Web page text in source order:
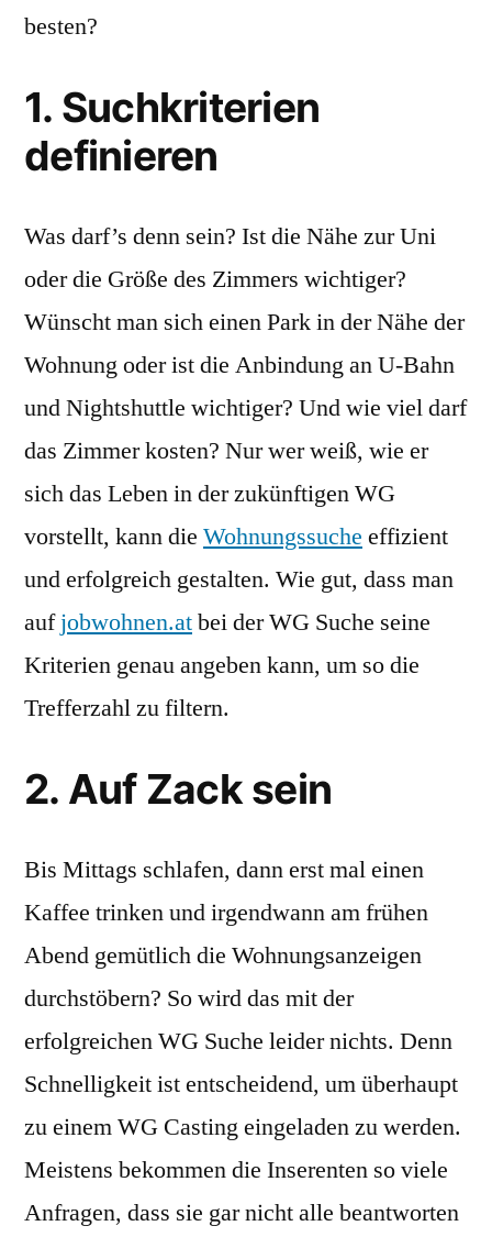
besten?
1. Suchkriterien
definieren
Was darf’s denn sein? Ist die Nähe zur Uni
oder die Größe des Zimmers wichtiger?
Wünscht man sich einen Park in der Nähe der
Wohnung oder ist die Anbindung an U-Bahn
und Nightshuttle wichtiger? Und wie viel darf
das Zimmer kosten? Nur wer weiß, wie er
sich das Leben in der zukünftigen WG
vorstellt, kann die Wohnungssuche effizient
und erfolgreich gestalten. Wie gut, dass man
aufjobwohnen.atbei der WG Suche seine
Kriterien genau angeben kann, um so die
Trefferzahl zu filtern.
2. Auf Zack sein
Bis Mittags schlafen, dann erst mal einen
Kaffee trinken und irgendwann am frühen
Abend gemütlich die Wohnungsanzeigen
durchstöbern? So wird das mit der
erfolgreichen WG Suche leider nichts. Denn
Schnelligkeit ist entscheidend, um überhaupt
zu einem WG Casting eingeladen zu werden.
Meistens bekommen die Inserenten so viele
Anfragen, dass sie gar nicht alle beantworten